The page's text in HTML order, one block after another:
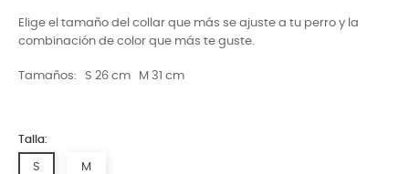
Elige el tamaño del collar que más se ajuste a tu perro y la
combinación de color que más te guste.
Tamaños: S 26 cm M 31 cm
Talla:
S M